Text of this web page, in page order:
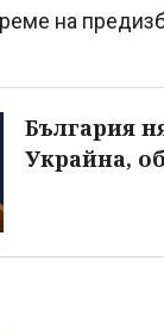
на
България
Украйна,